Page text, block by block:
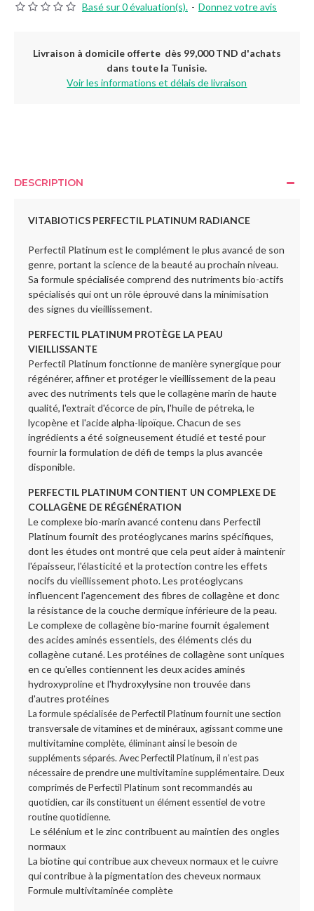
Basé sur 0 évaluation(s). - Donnez votre avis
Livraison à domicile offerte dès 99,000 TND d'achats
dans toute la Tunisie.
Voir les informations et délais de livraison
DESCRIPTION
VITABIOTICS PERFECTIL PLATINUM RADIANCE
Perfectil Platinum est le complément le plus avancé de son
genre, portant la science de la beauté au prochain niveau.
Sa formule spécialisée comprend des nutriments bio-actifs
spécialisés qui ont un rôle éprouvé dans la minimisation
des signes du vieillissement.
PERFECTIL PLATINUM PROTÈGE LA PEAU
VIEILLISSANTE
Perfectil Platinum fonctionne de manière synergique pour
régénérer, affiner et protéger le vieillissement de la peau
avec des nutriments tels que le collagène marin de haute
qualité, l'extrait d'écorce de pin, l'huile de pétreka, le
lycopène et l'acide alpha-lipoïque. Chacun de ses
ingrédients a été soigneusement étudié et testé pour
fournir la formulation de défi de temps la plus avancée
disponible.
PERFECTIL PLATINUM CONTIENT UN COMPLEXE DE
COLLAGÈNE DE RÉGÉNÉRATION
Le complexe bio-marin avancé contenu dans Perfectil
Platinum fournit des protéoglycanes marins spécifiques,
dont les études ont montré que cela peut aider à maintenir
l'épaisseur, l'élasticité et la protection contre les effets
nocifs du vieillissement photo. Les protéoglycans
influencent l'agencement des fibres de collagène et donc
la résistance de la couche dermique inférieure de la peau.
Le complexe de collagène bio-marine fournit également
des acides aminés essentiels, des éléments clés du
collagène cutané. Les protéines de collagène sont uniques
en ce qu'elles contiennent les deux acides aminés
hydroxyproline et l'hydroxylysine non trouvée dans
d'autres protéines
La formule spécialisée de Perfectil Platinum fournit une section
transversale de vitamines et de minéraux, agissant comme une
multivitamine complète, éliminant ainsi le besoin de
suppléments séparés. Avec Perfectil Platinum, il n’est pas
nécessaire de prendre une multivitamine supplémentaire. Deux
comprimés de Perfectil Platinum sont recommandés au
quotidien, car ils constituent un élément essentiel de votre
routine quotidienne.
Le sélénium et le zinc contribuent au maintien des ongles
normaux
La biotine qui contribue aux cheveux normaux et le cuivre
qui contribue à la pigmentation des cheveux normaux
Formule multivitaminée complète